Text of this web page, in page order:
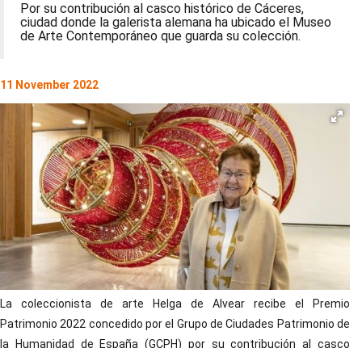
Por su contribución al casco histórico de Cáceres,
ciudad donde la galerista alemana ha ubicado el Museo
de Arte Contemporáneo que guarda su colección.
11 November 2022
La coleccionista de arte Helga de Alvear recibe el Premio
Patrimonio 2022 concedido por el Grupo de Ciudades Patrimonio de
la Humanidad de España (GCPH) por su contribución al casco